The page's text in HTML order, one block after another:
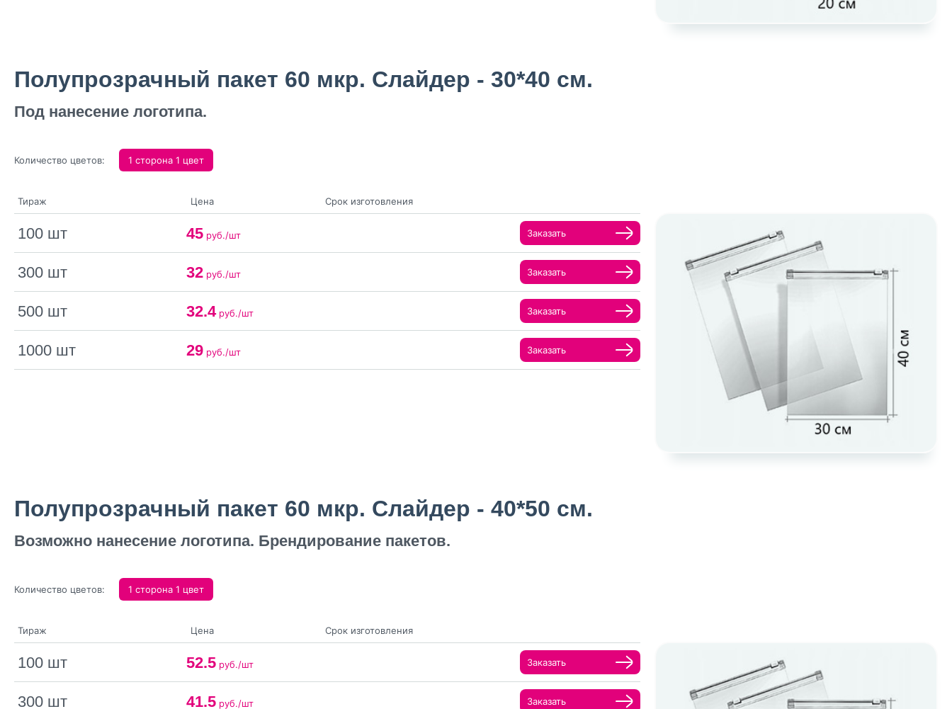
Полупрозрачный пакет 60 мкр. Слайдер - 30*40 см.
Под нанесение логотипа.
Количество цветов: 1 сторона 1 цвет
Тираж Цена Срок изготовления
100 шт 45 руб./шт Заказать
300 шт 32 руб./шт Заказать
500 шт 32.4руб./шт Заказать
1000 шт 29 руб./шт Заказать
Полупрозрачный пакет 60 мкр. Слайдер - 40*50 см.
Возможно нанесение логотипа. Брендирование пакетов.
Количество цветов: 1 сторона 1 цвет
Тираж Цена Срок изготовления
100 шт 52.5 руб./шт Заказать
300 шт 41.5 руб./шт Заказать